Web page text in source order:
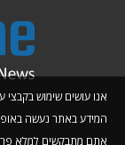
אנו עושים שימוש בקבצי
המידע באתר נעשה
אתם מתבקשים למלא